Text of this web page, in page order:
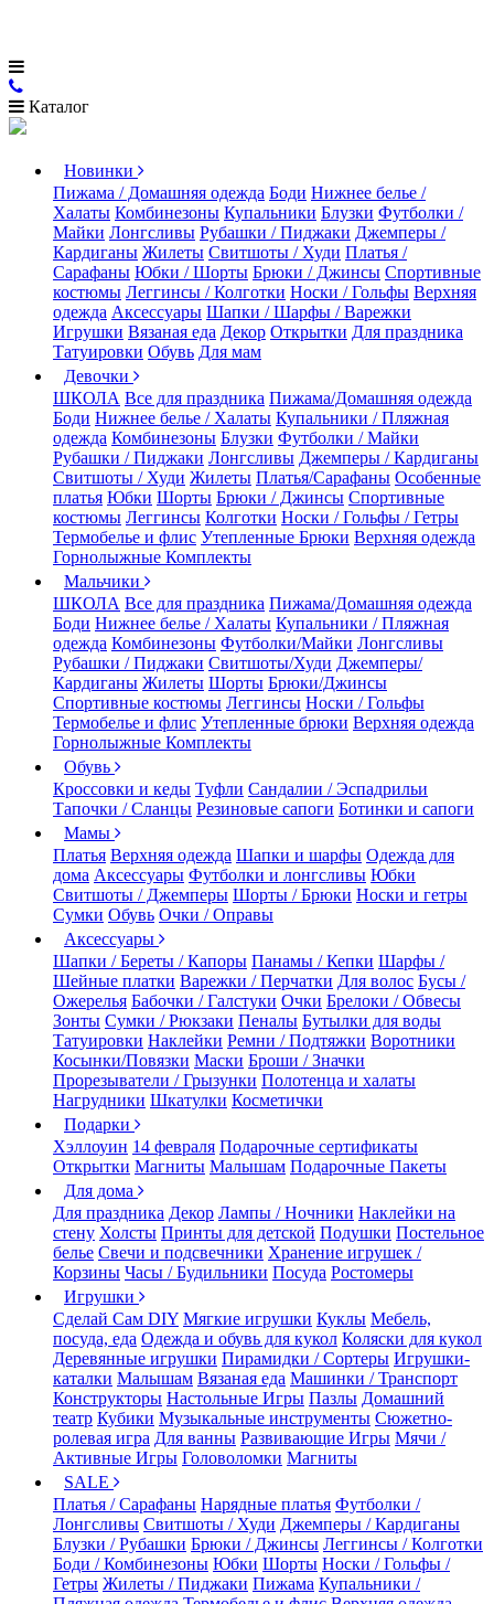
Каталог
Новинки
Пижама / Домашняя одежда Боди Нижнее белье /
Халаты Комбинезоны Купальники Блузки Футболки /
Майки Лонгсливы Рубашки / Пиджаки Джемперы /
Кардиганы Жилеты Свитшоты / Худи Платья /
Сарафаны Юбки / Шорты Брюки / Джинсы Спортивные
костюмы Леггинсы / Колготки Носки / Гольфы Верхняя
одежда Аксессуары Шапки / Шарфы / Варежки
Игрушки Вязаная еда Декор Открытки Для праздника
Татуировки Обувь Для мам
Девочки
ШКОЛА Все для праздника Пижама/Домашняя одежда
Боди Нижнее белье / Халаты Купальники / Пляжная
одежда Комбинезоны Блузки Футболки / Майки
Рубашки / Пиджаки Лонгсливы Джемперы / Кардиганы
Свитшоты / Худи Жилеты Платья/Сарафаны Особенные
платья Юбки Шорты Брюки / Джинсы Спортивные
костюмы Леггинсы Колготки Носки / Гольфы / Гетры
Термобелье и флис Утепленные Брюки Верхняя одежда
Горнолыжные Комплекты
Мальчики
ШКОЛА Все для праздника Пижама/Домашняя одежда
Боди Нижнее белье / Халаты Купальники / Пляжная
одежда Комбинезоны Футболки/Майки Лонгсливы
Рубашки / Пиджаки Свитшоты/Худи Джемперы/
Кардиганы Жилеты Шорты Брюки/Джинсы
Спортивные костюмы Леггинсы Носки / Гольфы
Термобелье и флис Утепленные брюки Верхняя одежда
Горнолыжные Комплекты
Обувь
Кроссовки и кеды Туфли Сандалии / Эспадрильи
Тапочки / Сланцы Резиновые сапоги Ботинки и сапоги
Мамы
Платья Верхняя одежда Шапки и шарфы Одежда для
дома Аксессуары Футболки и лонгсливы Юбки
Свитшоты / Джемперы Шорты / Брюки Носки и гетры
Сумки Обувь Очки / Оправы
Аксессуары
Шапки / Береты / Капоры Панамы / Кепки Шарфы /
Шейные платки Варежки / Перчатки Для волос Бусы /
Ожерелья Бабочки / Галстуки Очки Брелоки / Обвесы
Зонты Сумки / Рюкзаки Пеналы Бутылки для воды
Татуировки Наклейки Ремни / Подтяжки Воротники
Косынки/Повязки Маски Броши / Значки
Прорезыватели / Грызунки Полотенца и халаты
Нагрудники Шкатулки Косметички
Подарки
Хэллоуин 14 февраля Подарочные сертификаты
Открытки Магниты Малышам Подарочные Пакеты
Для дома
Для праздника Декор Лампы / Ночники Наклейки на
стену Холсты Принты для детской Подушки Постельное
белье Свечи и подсвечники Хранение игрушек /
Корзины Часы / Будильники Посуда Ростомеры
Игрушки
Сделай Сам DIY Мягкие игрушки Куклы Мебель,
посуда, еда Одежда и обувь для кукол Коляски для кукол
Деревянные игрушки Пирамидки / Сортеры Игрушки-
каталки Малышам Вязаная еда Машинки / Транспорт
Конструкторы Настольные Игры Пазлы Домашний
театр Кубики Музыкальные инструменты Сюжетно-
ролевая игра Для ванны Развивающие Игры Мячи /
Активные Игры Головоломки Магниты
SALE
Платья / Сарафаны Нарядные платья Футболки /
Лонгсливы Свитшоты / Худи Джемперы / Кардиганы
Блузки / Рубашки Брюки / Джинсы Леггинсы / Колготки
Боди / Комбинезоны Юбки Шорты Носки / Гольфы /
Гетры Жилеты / Пиджаки Пижама Купальники /